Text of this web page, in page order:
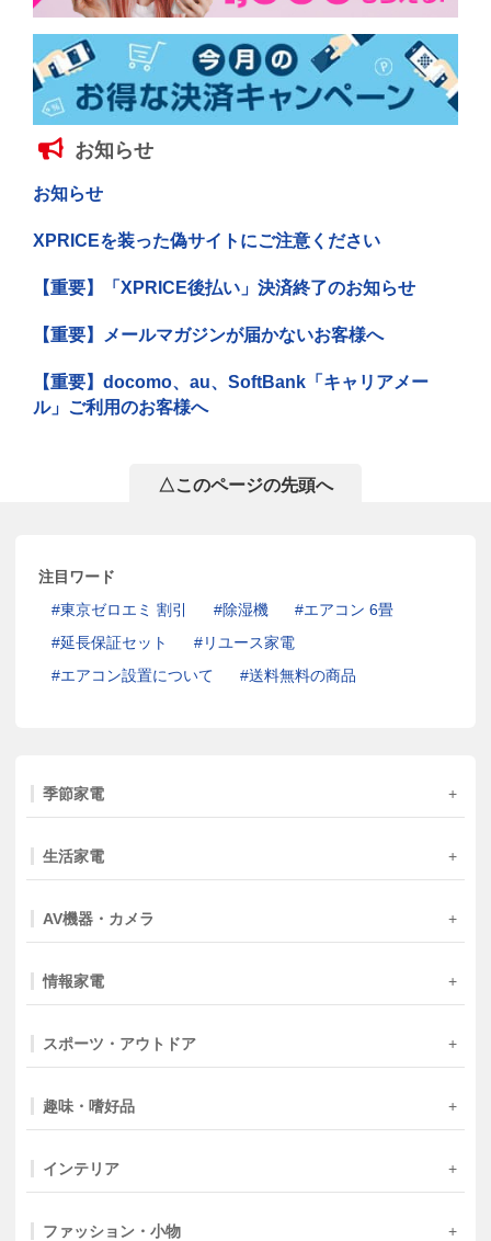
お知らせ
お知らせ
XPRICEを装った偽サイトにご注意ください
【重要】「XPRICE後払い」決済終了のお知らせ
【重要】メールマガジンが届かないお客様へ
【重要】docomo、au、SoftBank「キャリアメー
ル」ご利用のお客様へ
△このページの先頭へ
注目ワード
東京ゼロエミ 割引
除湿機
エアコン 6畳
延長保証セット
リユース家電
エアコン設置について
送料無料の商品
季節家電
生活家電
AV機器・カメラ
情報家電
スポーツ・アウトドア
趣味・嗜好品
インテリア
ファッション・小物